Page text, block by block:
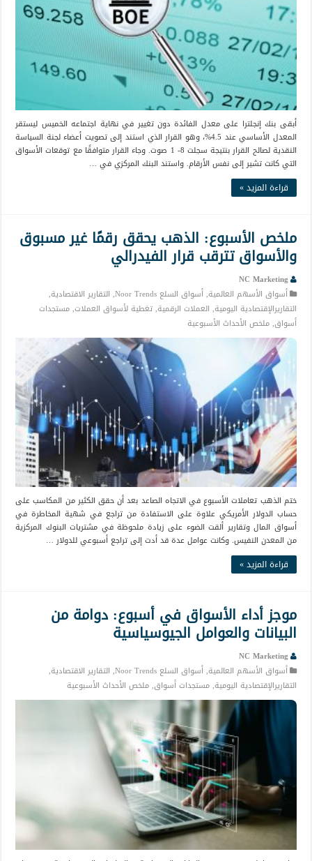
أبقى بنك إنجلترا على معدل الفائدة دون تغيير في نهاية اجتماعه الخميس ليستقر
المعدل الأساسي عند 4.5%، وهو القرار الذي استند إلى تصويت أعضاء لجنة السياسة
النقدية لصالح القرار بنتيجة سجلت 8- 1 صوت. وجاء القرار متوافقًا مع توقعات الأسواق
التي كانت تشير إلى نفس الأرقام. واستند البنك المركزي في …
قراءة المزيد »
ملخص الأسبوع: الذهب يحقق رقمًا غير مسبوق
والأسواق تترقب قرار الفيدرالي
NC Marketing
أسواق الأسهم العالمية,أسواق السلع Noor Trends , التقارير الاقتصادية,
التقاريرالإقتصادية اليومية, العملات الرقمية,تغطية لأسواق العملات,مستجدات
أسواق,ملخص الأحداث الأسبوعية
ختم الذهب تعاملات الأسبوع في الاتجاه الصاعد بعد أن حقق الكثير من المكاسب على
حساب الدولار الأمريكي علاوة على الاستفادة من تراجع في شهية المخاطرة في
أسواق المال وتقارير ألقت الضوء على زيادة ملحوظة في مشتريات البنوك المركزية
من المعدن النفيس. وكانت عوامل عدة قد أدت إلى تراجع أسبوعي للدولار …
قراءة المزيد »
موجز أداء الأسواق في أسبوع: دوامة من
البيانات والعوامل الجيوسياسية
NC Marketing
أسواق الأسهم العالمية,أسواق السلع Noor Trends , التقارير الاقتصادية,
التقاريرالإقتصادية اليومية,مستجدات أسواق,ملخص الأحداث الأسبوعية